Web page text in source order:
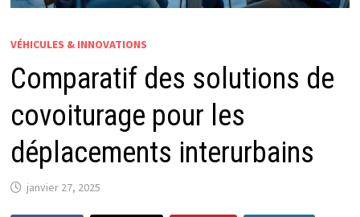
VÉHICULES & INNOVATIONS
Comparatif des solutions de
covoiturage pour les
déplacements interurbains
janvier 27, 2025